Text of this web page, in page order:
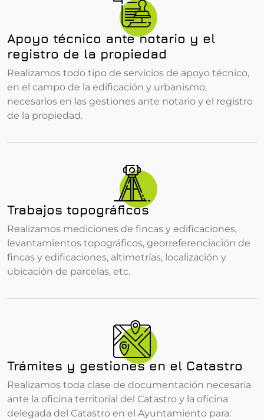
Apoyo técnico ante notario y el
registro de la propiedad
Realizamos todo tipo de servicios de apoyo técnico,
en el campo de la edificación y urbanismo,
necesarios en las gestiones ante notario y el registro
de la propiedad.
Trabajos topográficos
Realizamos mediciones de fincas y edificaciones,
levantamientos topográficos, georreferenciación de
fincas y edificaciones, altimetrías, localización y
ubicación de parcelas, etc.
Trámites y gestiones en el Catastro
Realizamos toda clase de documentación necesaria
ante la oficina territorial del Catastro y la oficina
delegada del Catastro en el Ayuntamiento para: